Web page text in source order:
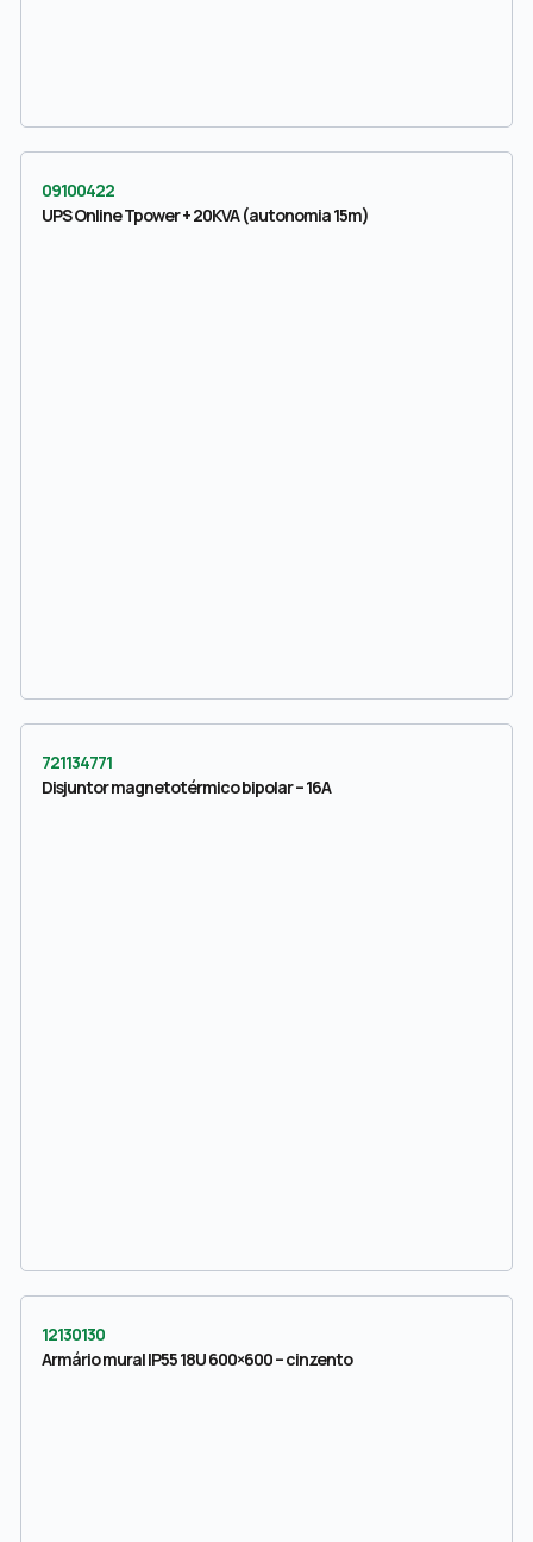
09100422
UPS Online Tpower + 20KVA (autonomia 15m)
721134771
Disjuntor magnetotérmico bipolar – 16A
12130130
Armário mural IP55 18U 600×600 – cinzento